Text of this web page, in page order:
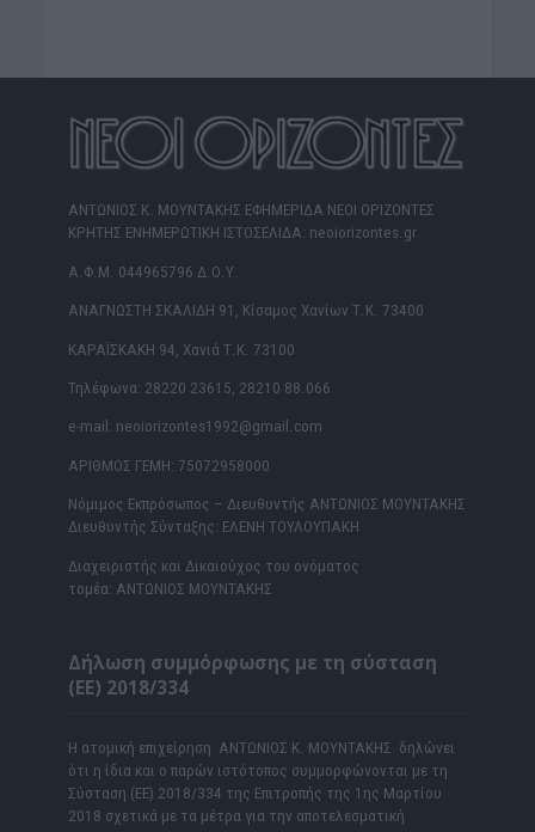
ΑΝΤΩΝΙΟΣ Κ. ΜΟΥΝΤΑΚΗΣ ΕΦΗΜΕΡΙΔΑ ΝΕΟΙ ΟΡΙΖΟΝΤΕΣ
ΚΡΗΤΗΣ ΕΝΗΜΕΡΩΤΙΚΗ ΙΣΤΟΣΕΛΙΔΑ: neoiorizontes.gr
Α.Φ.Μ. 044965796 Δ.Ο.Υ.
ΑΝΑΓΝΩΣΤΗ ΣΚΑΛΙΔΗ 91, Κίσαμος Χανίων Τ.Κ. 73400
ΚΑΡΑΪΣΚΑΚΗ 94, Χανιά Τ.Κ. 73100
Τηλέφωνα: 28220 23615, 28210 88.066
e-mail: neoiorizontes1992@gmail.com
ΑΡΙΘΜΟΣ ΓΕΜΗ: 75072958000
Νόμιμος Εκπρόσωπος – Διευθυντής ΑΝΤΩΝΙΟΣ ΜΟΥΝΤΑΚΗΣ
Διευθυντής Σύνταξης: ΕΛΕΝΗ ΤΟΥΛΟΥΠΑΚΗ
Διαχειριστής και Δικαιούχος του ονόματος
τομέα: ΑΝΤΩΝΙΟΣ ΜΟΥΝΤΑΚΗΣ
Δήλωση συμμόρφωσης με τη σύσταση
(ΕΕ) 2018/334
Η ατομική επιχείρηση ΑΝΤΩΝΙΟΣ Κ. ΜΟΥΝΤΑΚΗΣ δηλώνει
ότι η ίδια και ο παρών ιστότοπος συμμορφώνονται με τη
Σύσταση (ΕΕ) 2018/334 της Επιτροπής της 1ης Μαρτίου
2018 σχετικά με τα μέτρα για την αποτελεσματική